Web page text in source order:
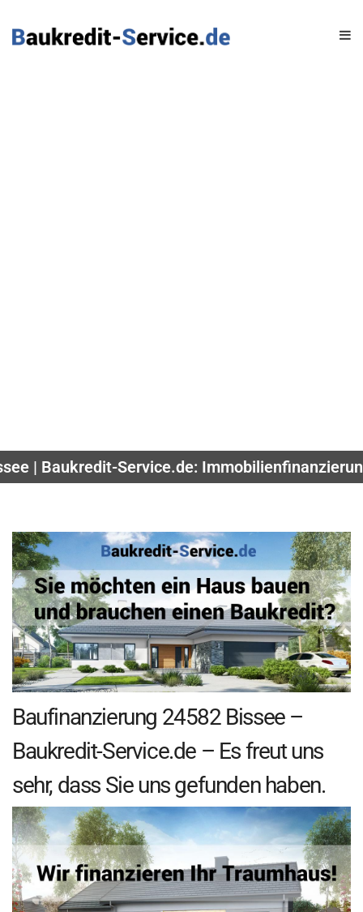
| Baukredit-Service.de:
Baufinanzierung 24582 Bissee –
Baukredit-Service.de – Es freut uns
sehr, dass Sie uns gefunden haben.